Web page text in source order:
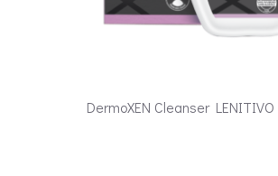
DermoXEN Cleanser